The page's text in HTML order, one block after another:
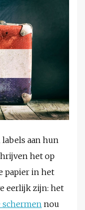
aan hun
het op
papier in het
eerlijk zijn: het
schermen nou